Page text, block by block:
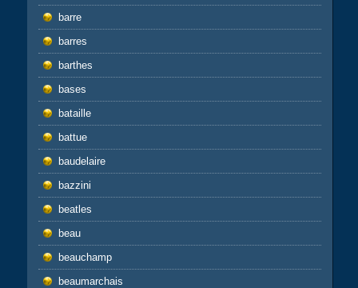
barre
barres
barthes
bases
bataille
battue
baudelaire
bazzini
beatles
beau
beauchamp
beaumarchais